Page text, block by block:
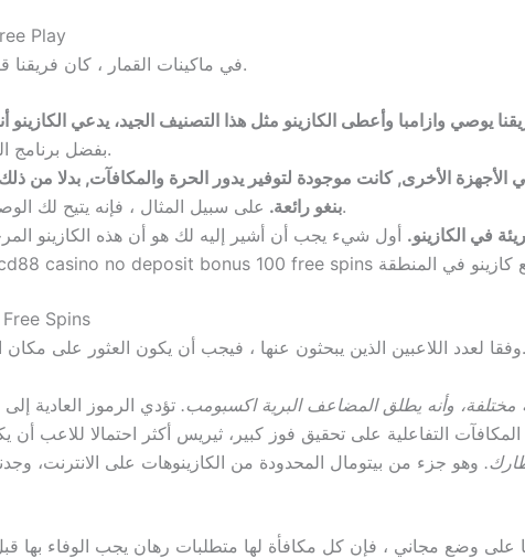
Play
في ماكينات القمار ، كان فريقنا قادرا على التحقق من صحة هذا الكازينو وترخيصه.
يوصي وازامبا وأعطى الكازينو مثل هذا التصنيف الجيد، يدعي الكازينو
بفضل برنامج البوكر ، وأكثرها شيوعا هو الرمز الترويجي.
الأخرى, كانت موجودة لتوفير يدور الحرة والمكافآت, بدلا من
بنغو رائعة.على سبيل المثال ، فإنه يتيح لك الوصول السريع جدا إلى ميزة مكافأة ريسبين.
في الكازينو. أول شيء يجب أن أشير إليه لك هو أن هذه الكازينو
Spins
وفقا لعدد اللاعبين الذين يبحثون عنها ، فيجب أن يكون العثور على مكان المراهنة على وعاء الجرو عبر الإنترنت أمرا سهلا.
وأنه يطلق المضاعف البرية اكسبومب. تؤدي الرموز العادية
وهو جزء من بيتومال المحدودة من الكازينوهات على الانترنت،
على وضع مجاني ، فإن كل مكافأة لها متطلبات رهان يجب الوفاء بها